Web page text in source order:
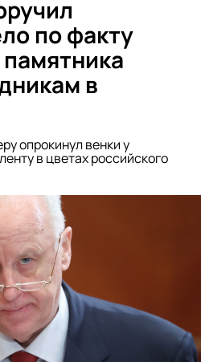
по факту
в
опрокинул венки у
в цветах российского